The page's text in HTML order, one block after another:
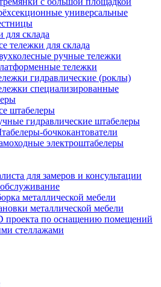
универсальные
для склада
тележки для склада
ручные тележки
тележки
гидравлические (роклы)
специализированные
штабелеры
гидравлические штабелеры
бочкокантователи
электроштабелеры
для замеров и консультации
металлической мебели
металлической мебели
проекта по оснащению помещений
стеллажами